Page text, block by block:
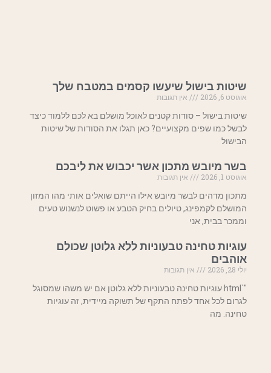
שיטות בישול שיעשו קסמים במטבח שלך
אוגוסט 6, 2026
אין תגובות
שיטות בישול – סודות קטנים לאוכל מושלם בא לכם ללמוד כיצד
לבשל כמו שפים מקצועיים? כאן תגלו את הסודות של שיטות
הבישול
בשר מיובש מתכון אשר יכבוש את ליבכם
אוגוסט 1, 2026
אין תגובות
מתכון מדהים לבשר מיובש אילו הייתם שואלים אותי מהו המזון
המושלם לקמפינג, טיולים בחיק הטבע או פשוט לנשנוש טעים
וממכר בבית, אני
עוגיות טחינה טבעוניות ללא גלוטן שכולם
אוהבים
יולי 28, 2026
אין תגובות
"`html עוגיות טחינה טבעוניות ללא גלוטן אם יש משהו שמסוגל
לגרום לכל אחד לפתח התקף של תשוקה מיידית, זה עוגיות
טחינה. מה